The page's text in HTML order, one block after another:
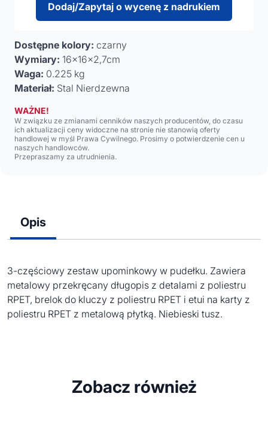
Dodaj/Zapytaj o wycenę z nadrukiem
Dostępne kolory: czarny
Wymiary: 16x16x2,7cm
Waga: 0.225 kg
Materiał: Stal Nierdzewna
WAŻNE!
W związku ze zmianami cenników naszych producentów, do czasu
ich aktualizacji ceny widoczne na stronie nie stanowią oferty
handlowej w myśl Prawa Cywilnego. Prosimy o potwierdzenie cen u
naszych handlowców.
Przepraszamy za utrudnienia.
Opis
3-częściowy zestaw upominkowy w pudełku. Zawiera
metalowy przekręcany długopis z detalami z poliestru
RPET, brelok do kluczy z poliestru RPET i etui na karty z
poliestru RPET z metalową płytką. Niebieski tusz.
Zobacz również